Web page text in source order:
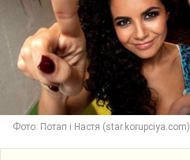
Фото: Потап і Настя (star.korupciya.com)